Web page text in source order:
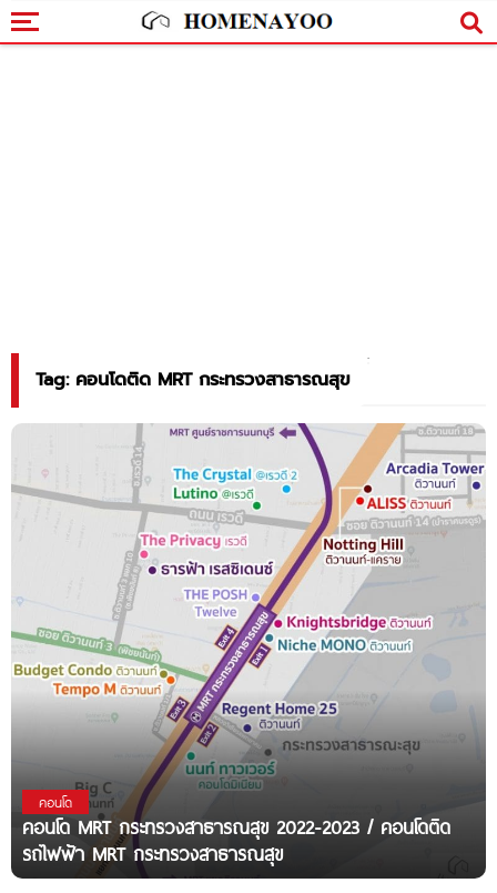
Tag: คอนโดติด MRT กระทรวงสาธารณสุข
คอนโด
คอนโด MRT กระทรวงสาธารณสุข 2022-2023 / คอนโดติด
รถไฟฟ้า MRT กระทรวงสาธารณสุข